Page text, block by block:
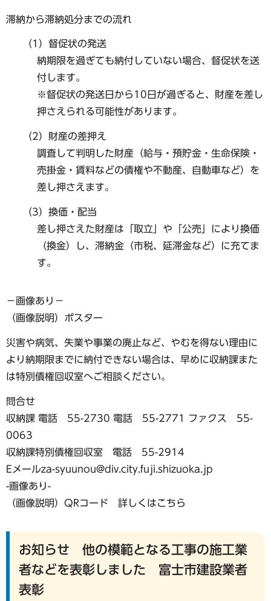
滞納から滞納処分までの流れ
（1）督促状の発送
納期限を過ぎても納付していない場合、督促状を送
付します。
※督促状の発送日から10日が過ぎると、財産を差し
押さえられる可能性があります。
（2）財産の差押え
調査して判明した財産（給与・預貯金・生命保険・
売掛金・賃料などの債権や不動産、自動車など）を
差し押さえます。
（3）換価・配当
差し押さえた財産は「取立」や「公売」により換価
（換金）し、滞納金（市税、延滞金など）に充てま
す。
−画像あり−
（画像説明）ポスター
災害や病気、失業や事業の廃止など、やむを得ない理由に
より納期限までに納付できない場合は、早めに収納課また
は特別債権回収室へご相談ください。
問合せ
収納課 電話 55-2730 電話 55-2771 ファクス 55-
0063
収納課特別債権回収室 電話 55-2914
Eメールza-syuunou@div.city.fuji.shizuoka.jp
-画像あり-
（画像説明）QRコード 詳しくはこちら
お知らせ 他の模範となる工事の施工業
者などを表彰しました 富士市建設業者
表彰